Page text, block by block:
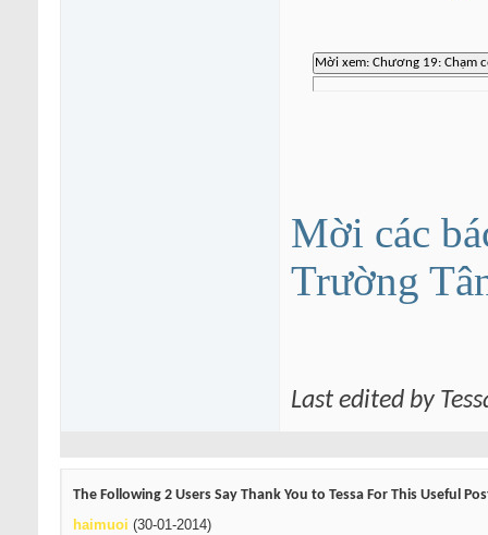
Mời các
Trường
Last edited by
The Following 2 Users Say Thank You to Tessa For This Useful
haimuoi (30-01-2014)